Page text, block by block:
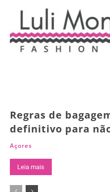
Regras de
definitivo para
Açores
Leia mais